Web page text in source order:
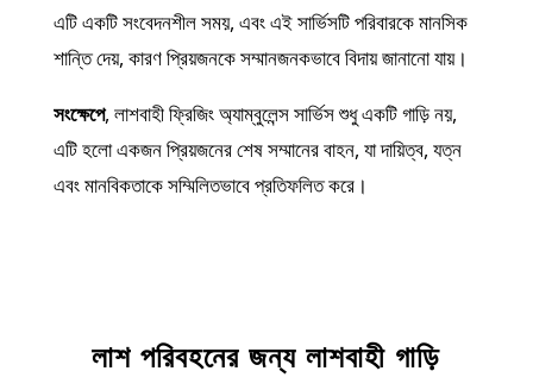
এটি একটি সংবেদনশীল সময়, এবং এই সার্ভিসটি পরিবারকে মানসিক
শান্তি দেয়, কারণ প্রিয়জনকে সম্মানজনকভাবে বিদায় জানানো যায়।
সংক্ষেপে, লাশবাহী ফ্রিজিং অ্যাম্বুলেন্স সার্ভিস শুধু একটি গাড়ি নয়,
এটি হলো একজন প্রিয়জনের শেষ সম্মানের বাহন, যা দায়িত্ব, যত্ন
এবং মানবিকতাকে সম্মিলিতভাবে প্রতিফলিত করে।
লাশ পরিবহনের জন্য লাশবাহী গাড়ি